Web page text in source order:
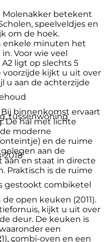
Molenakker betekent
speelveldjes en
om de hoek.
enkele minuten het
Voor wie veel
ligt op slechts 5
kijkt u uit over
u aan de achterzijde
binnenkomst ervaart
De hal met lichte
moderne
en de ruime
aan de
aan en staat in directe
Praktisch is de ruime
open keuken (2011).
kijkt u uit over
deur. De keuken is
een
combi-oven en een
tussenwoning
2018
gestookt combiketel